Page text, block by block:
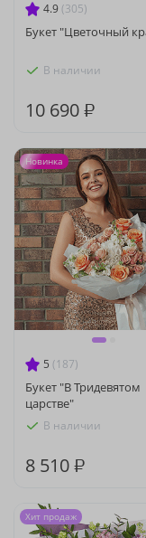
4.9 (305)
Букет "Цветочный
В наличии
10 690 ₽
5 (187)
Букет "В Тридевятом
царстве"
В наличии
8 510 ₽
Новинка
Хит продаж